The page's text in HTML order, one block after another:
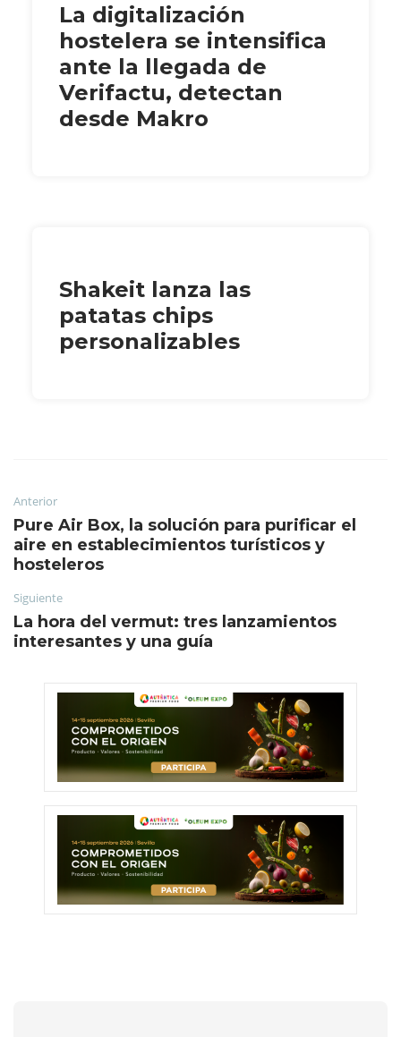
La digitalización
hostelera se intensifica
ante la llegada de
Verifactu, detectan
desde Makro
Shakeit lanza las
patatas chips
personalizables
Anterior
Pure Air Box, la solución para purificar el
aire en establecimientos turísticos y
hosteleros
Siguiente
La hora del vermut: tres lanzamientos
interesantes y una guía